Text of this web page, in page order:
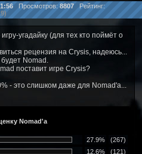
Просмотров: 8807Рейтинг:
угадайку (для тех кто поймёт о
рецензия на Crysis, надеюсь...
Nomad.
поставит игре Crysis?
- это слишком даже для Nomad'а...